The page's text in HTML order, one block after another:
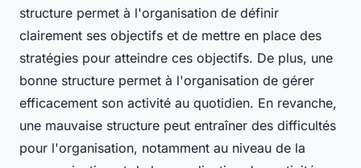
structure permet à l'organisation de définir
clairement ses objectifs et de mettre en place des
stratégies pour atteindre ces objectifs. De plus, une
bonne structure permet à l'organisation de gérer
efficacement son activité au quotidien. En revanche,
une mauvaise structure peut entraîner des difficultés
pour l'organisation, notamment au niveau de la